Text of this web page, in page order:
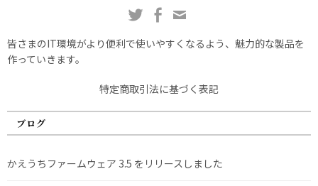
皆さまのIT環境がより便利で使いやすくなるよう、魅力的な製品を
作っていきます。
特定商取引法に基づく表記
ブログ
かえうちファームウェア 3.5 をリリースしました